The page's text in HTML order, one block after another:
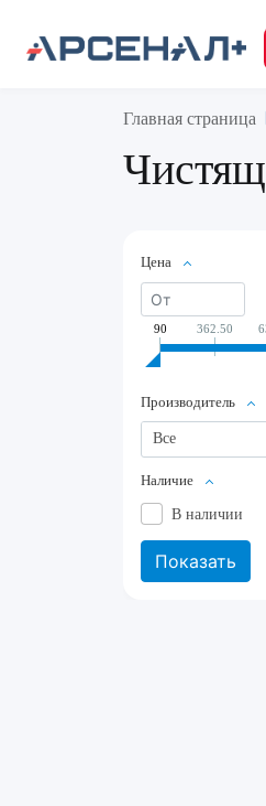
Главная страница
Цена
90 362.50
Производитель
Все
Наличие
В наличии